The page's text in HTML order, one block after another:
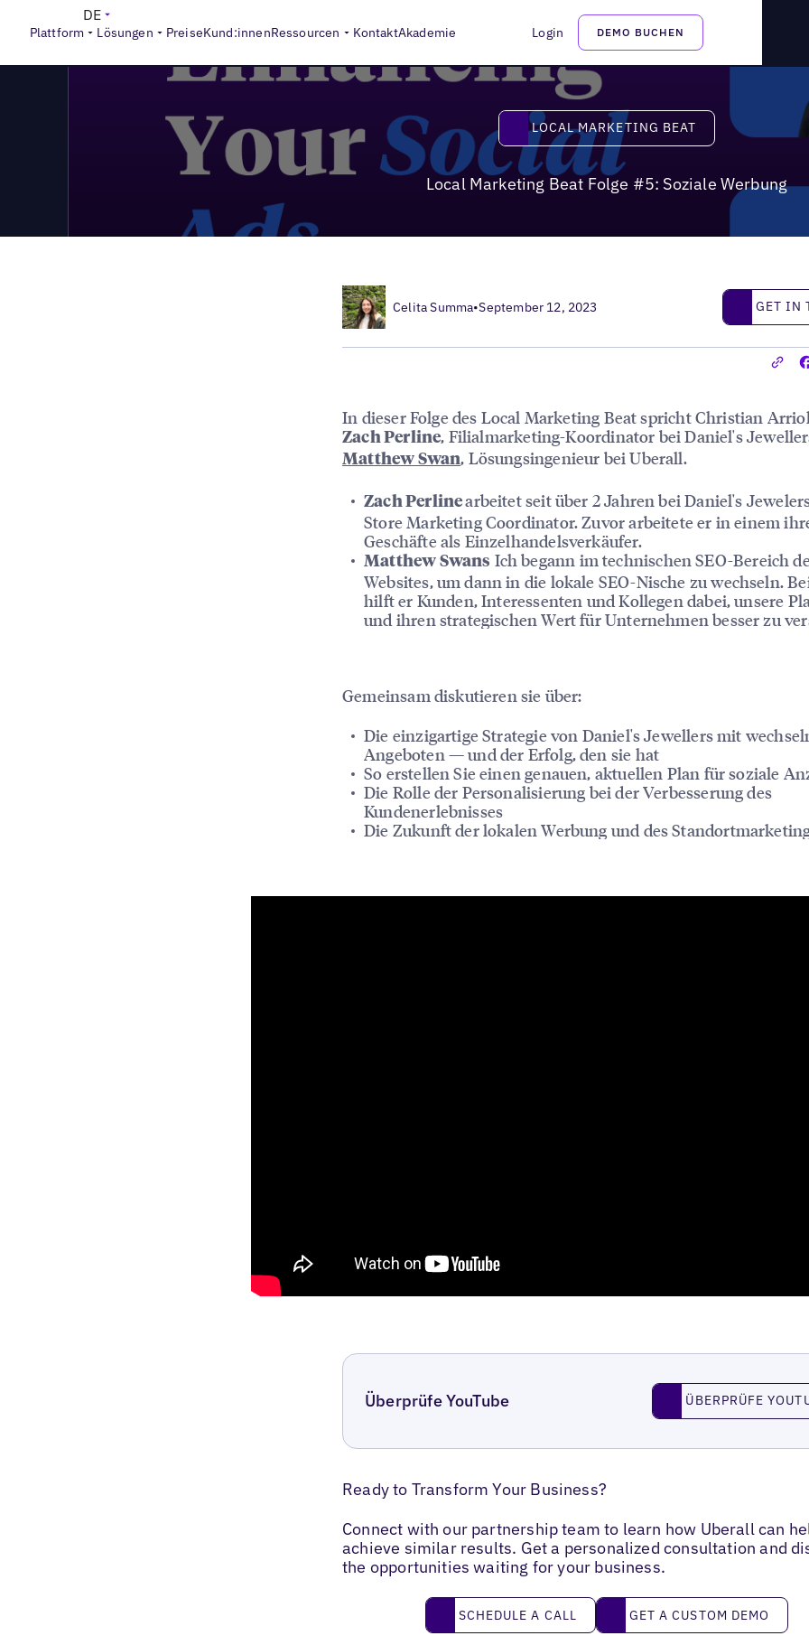
Plattform Lösungen PreiseKund:innenRessourcen KontaktAkademie Login DEMO BUCHEN
DE
Local Marketing Beat
Local Marketing Beat
LOCAL MARKETING BEAT
Local Marketing Beat Folge #5: Soziale Werbung
Celita Summa•September 12, 2023 Get inGET IN
In dieser Folge des Local Marketing Beat spricht Christian
Zach Perline, Filialmarketing-Koordinator bei Daniel's
Matthew Swan, Lösungsingenieur bei Uberall.
Zach Perlinearbeitet seit über 2 Jahren bei Daniel's
Store Marketing Coordinator. Zuvor arbeitete er in einem
Geschäfte als Einzelhandelsverkäufer.
Matthew Swans Ich begann im technischen SEO-Bereich
Websites, um dann in die lokale SEO-Nische zu wechseln.
hilft er Kunden, Interessenten und Kollegen dabei, unsere
und ihren strategischen Wert für Unternehmen besser zu
Gemeinsam diskutieren sie über:
Die einzigartige Strategie von Daniel's Jewellers mit
Angeboten — und der Erfolg, den sie hat
So erstellen Sie einen genauen, aktuellen Plan für soziale
Die Rolle der Personalisierung bei der Verbesserung des
Kundenerlebnisses
Die Zukunft der lokalen Werbung und des
Überprüfe YouTube Überprüfe YouTube
ÜBERPRÜFE
Ready to Transform Your Business?
Connect with our partnership team to learn how Uberall can
achieve similar results. Get a personalized consultation and
the opportunities waiting for your business.
Schedule a call
SCHEDULE A CALL Get a custom demo
GET A CUSTOM DEMO